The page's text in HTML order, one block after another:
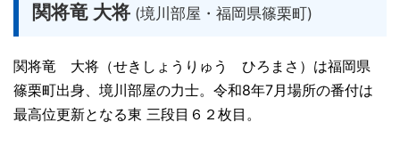
関将竜 大将 (境川部屋・福岡県篠栗町)
関将竜 大将（せきしょうりゅう ひろまさ）は福岡県
篠栗町出身、境川部屋の力士。令和8年7月場所の番付は
最高位更新となる東 三段目６２枚目。